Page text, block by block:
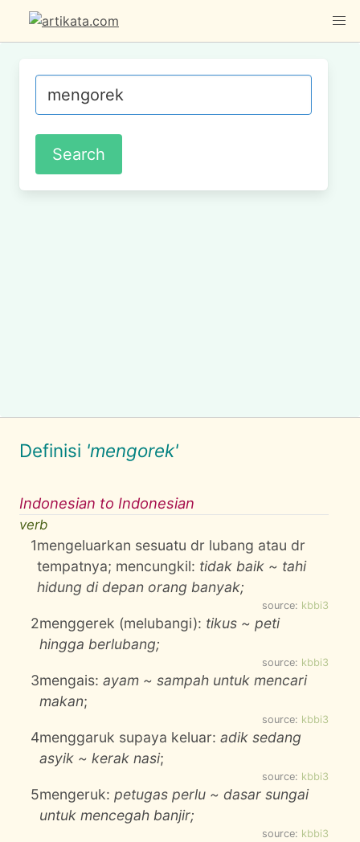
Definisi 'mengorek'
Indonesian to Indonesian
verb
1mengeluarkan sesuatu dr lubang atau dr
tempatnya; mencungkil: tidak baik ~ tahi
hidung di depan orang banyak;
source: kbbi3
2menggerek (melubangi): tikus ~ peti
hingga berlubang;
source: kbbi3
3mengais: ayam ~ sampah untuk mencari
makan;
source: kbbi3
4menggaruk supaya keluar:adik sedang
asyik ~ kerak nasi;
source: kbbi3
5mengeruk:petugas perlu ~ dasar sungai
untuk mencegah banjir;
source: kbbi3